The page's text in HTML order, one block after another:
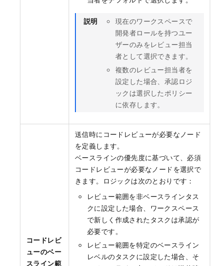
説明
現在のワークスペースで
開発者ロールを持つユー
ザーのみをレビュー担当
者として選択できます。
複数のレビュー担当者を
設定した場合、承認ロジ
ックは選択したポリシー
に依存します。
コードレビ
ューのベー
スライン範
送信時にコードレビューが必要なノード
を定義します。
ベースラインの優先度に基づいて、必須
コードレビューが必要なノードを選択で
きます。ロジックは次のとおりです：
レビュー範囲を非ベースラインタス
クに設定した場合、ワークスペース
で新しく作成されたタスクは承認が
必要です。
レビュー範囲を特定のベースライン
レベルのタスクに設定した場合、そ